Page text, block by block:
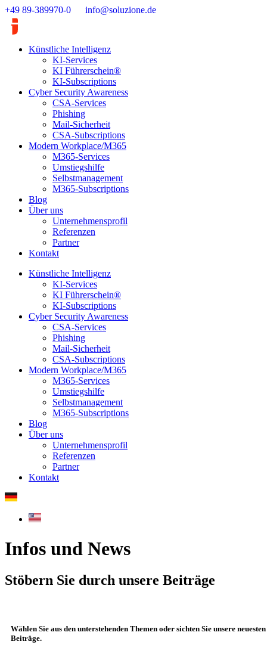
Zum
Inhalt
springen
+49 89-389970-0 info@soluzione.de
Künstliche Intelligenz
KI-Services
KI Führerschein®
KI-Subscriptions
Cyber Security Awareness
CSA-Services
Phishing
Mail-Sicherheit
CSA-Subscriptions
Modern Workplace/M365
M365-Services
Umstiegshilfe
Selbstmanagement
M365-Subscriptions
Blog
Über uns
Unternehmensprofil
Referenzen
Partner
Kontakt
Künstliche Intelligenz
KI-Services
KI Führerschein®
KI-Subscriptions
Cyber Security Awareness
CSA-Services
Phishing
Mail-Sicherheit
CSA-Subscriptions
Modern Workplace/M365
M365-Services
Umstiegshilfe
Selbstmanagement
M365-Subscriptions
Blog
Über uns
Unternehmensprofil
Referenzen
Partner
Kontakt
Infos und News
Stöbern Sie durch unsere Beiträge
Wählen Sie aus den unterstehenden Themen oder sichten Sie unsere neuesten
Beiträge.